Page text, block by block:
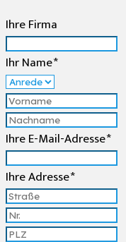
Ihre Firma
Ihr Name *
Ihre E-Mail-Adresse *
Ihre Adresse *